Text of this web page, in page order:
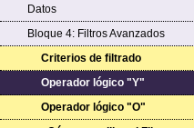
Datos
Bloque 4: Filtros Avanzados
Criterios de filtrado
Operador lógico "Y"
Operador lógico "O"